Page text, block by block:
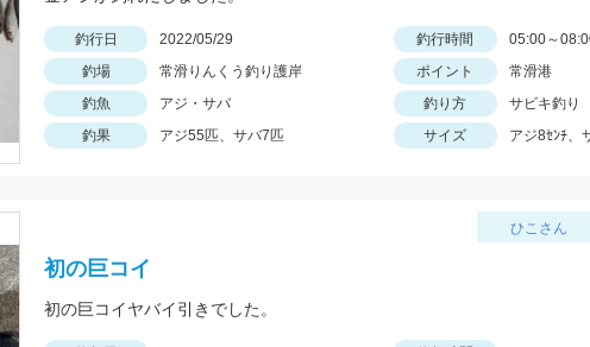
釣行日 2022/05/29 釣行時間
05:00～
釣場
常滑りんくう釣り護岸 ポイント
常滑港
釣魚
アジ・サバ 釣り方
サビキ釣り
釣果
アジ55匹、サバ7匹 サイズ アジ8ｾﾝﾁ、
ひこさん
初の巨コイ
初の巨コイヤバイ引きでした。